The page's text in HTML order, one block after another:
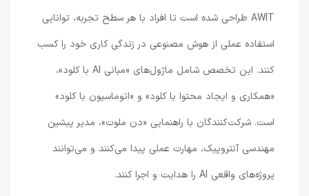
AWIT طراحی شده است تا افراد با هر سطح تجربه، توانایی
استفاده عملی از هوش مصنوعی در زندگی کاری خود را کسب
کنند. این تخصص شامل ماژول‌های «مبانی AI با کلود»،
«همکاری و ایجاد محتوا با کلود» و «اتوماسیون با کلود»
است. شرکت‌کنندگان با راهنمایی «دن ملوت»، مدیر پیشین
مهندسی آنتروپیک، مهارت عملی پیدا می‌کنند و می‌توانند
پروژه‌های واقعی AI را هدایت و اجرا کنند.